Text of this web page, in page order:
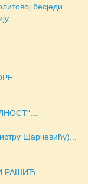
бесједи...
Шарчевићу)...
РАШИЋ